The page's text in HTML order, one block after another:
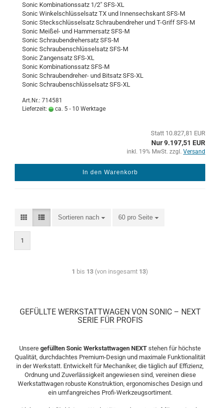
Sonic Kom­bi­na­ti­ons­satz 1/2" SFS-​XL
Sonic Win­kel­schlüs­sel­satz TX und In­nen­sechs­kant SFS-M
Sonic Steck­schlüs­sel­satz Schrau­ben­dre­her und T-​Griff SFS-M
Sonic Meißel-​ und Ham­mer­satz SFS-M
Sonic Schrau­ben­dre­her­satz SFS-M
Sonic Schrau­ben­schlüs­sel­satz SFS-M
Sonic Zan­gen­satz SFS-​XL
Sonic Kom­bi­na­ti­ons­satz SFS-M
Sonic Schraubendreher-​ und Bit­satz SFS-​XL
Sonic Schrau­ben­schlüs­sel­satz SFS-​XL
Art.Nr.: 714581
Lieferzeit:
ca. 5 - 10 Werktage
Statt 10.827,81 EUR
Nur 9.197,51 EUR
inkl. 19% MwSt. zzgl. Versand
In den Warenkorb
Sortieren nach 60 pro Seite
1
1 bis 13 (von insgesamt 13)
GEFÜLLTE WERKSTATTWAGEN VON SONIC – NEXT
SERIE FÜR PROFIS
Unsere gefüllten Sonic Werkstattwagen NEXT stehen für höchste
Qualität, durchdachtes Premium-Design und maximale Funktionalität
in der Werkstatt. Entwickelt für Mechaniker, die täglich auf Effizienz,
Ordnung und Zuverlässigkeit angewiesen sind, vereinen diese
Werkstattwagen robuste Konstruktion, ergonomisches Design und
ein umfangreiches Profi-Werkzeugsortiment.